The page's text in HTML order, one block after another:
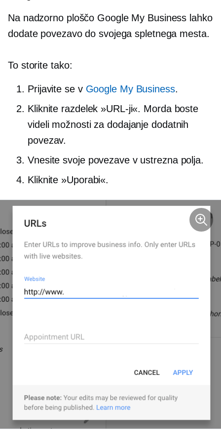
Na nadzorno ploščo Google My Business lahko
dodate povezavo do svojega spletnega mesta.
To storite tako:
Prijavite se v Google My Business.
Kliknite razdelek »URL-ji«. Morda boste
videli možnosti za dodajanje dodatnih
povezav.
Vnesite svoje povezave v ustrezna polja.
Kliknite »Uporabi«.